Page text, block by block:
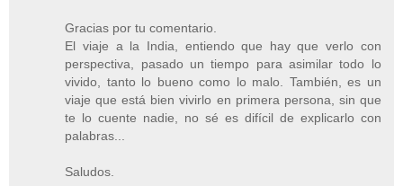
Gracias por tu comentario.
El viaje a la India, entiendo que hay que verlo con
perspectiva, pasado un tiempo para asimilar todo lo
vivido, tanto lo bueno como lo malo. También, es un
viaje que está bien vivirlo en primera persona, sin que
te lo cuente nadie, no sé es difícil de explicarlo con
palabras...
Saludos.